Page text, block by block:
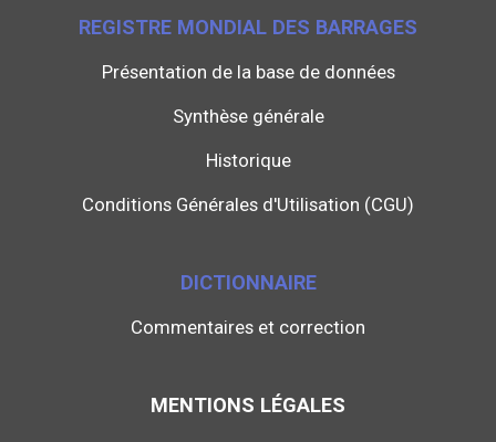
REGISTRE MONDIAL DES BARRAGES
Présentation de la base de données
Synthèse générale
Historique
Conditions Générales d'Utilisation (CGU)
DICTIONNAIRE
Commentaires et correction
MENTIONS LÉGALES